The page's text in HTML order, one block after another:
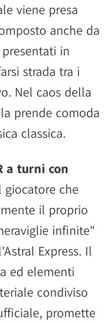
viene presa
anche da
in
strada tra i
Nel caos della
prende comoda
classica.
a turni con
giocatore che
il proprio
infinite"
Express. Il
ed elementi
condiviso
promette